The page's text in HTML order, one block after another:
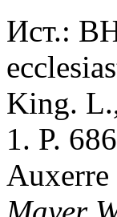
Ист.:
King.
1. P.
Auxerre